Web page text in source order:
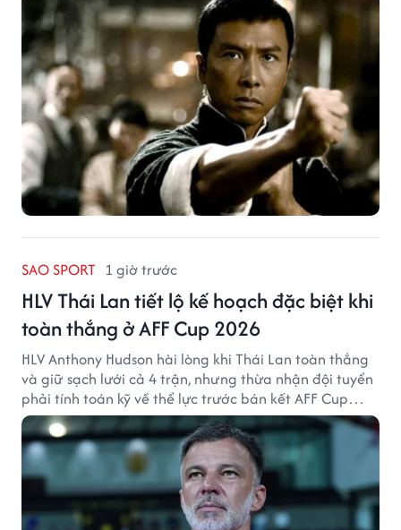
SAO SPORT 1 giờ trước
HLV Thái Lan tiết lộ kế hoạch đặc biệt khi
toàn thắng ở AFF Cup 2026
HLV Anthony Hudson hài lòng khi Thái Lan toàn thắng
và giữ sạch lưới cả 4 trận, nhưng thừa nhận đội tuyển
phải tính toán kỹ về thể lực trước bán kết AFF Cup
2026.